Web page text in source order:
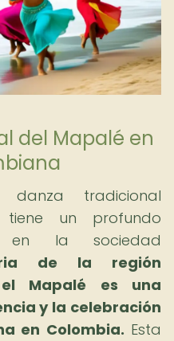
del Mapalé en
tradicional
tiene un profundo
en la sociedad
de la región
Mapalé es una
y la celebración
en Colombia. Esta